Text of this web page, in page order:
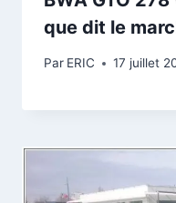
que dit le
Par ERIC 17 juillet